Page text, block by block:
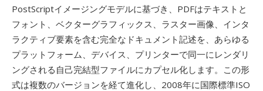
PostScriptイメージングモデルに基づき、PDFはテキストと
フォント、ベクターグラフィックス、ラスター画像、インタ
ラクティブ要素を含む完全なドキュメント記述を、あらゆる
プラットフォーム、デバイス、プリンターで同一にレンダリ
ングされる自己完結型ファイルにカプセル化します。この形
式は複数のバージョンを経て進化し、2008年に国際標準ISO